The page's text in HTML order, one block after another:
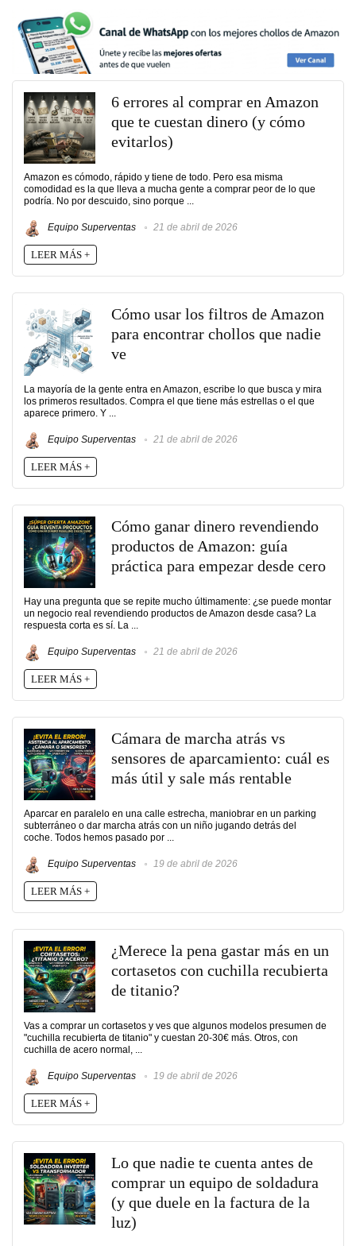
6 errores al comprar en Amazon
que te cuestan dinero (y cómo
evitarlos)
Amazon es cómodo, rápido y tiene de todo. Pero esa misma
comodidad es la que lleva a mucha gente a comprar peor de lo que
podría. No por descuido, sino porque ...
Equipo Superventas 21 de abril de 2026
LEER MÁS +
Cómo usar los filtros de Amazon
para encontrar chollos que nadie
ve
La mayoría de la gente entra en Amazon, escribe lo que busca y mira
los primeros resultados. Compra el que tiene más estrellas o el que
aparece primero. Y ...
Equipo Superventas 21 de abril de 2026
LEER MÁS +
Cómo ganar dinero revendiendo
productos de Amazon: guía
práctica para empezar desde cero
Hay una pregunta que se repite mucho últimamente: ¿se puede montar
un negocio real revendiendo productos de Amazon desde casa? La
respuesta corta es sí. La ...
Equipo Superventas 21 de abril de 2026
LEER MÁS +
Cámara de marcha atrás vs
sensores de aparcamiento: cuál es
más útil y sale más rentable
Aparcar en paralelo en una calle estrecha, maniobrar en un parking
subterráneo o dar marcha atrás con un niño jugando detrás del
coche. Todos hemos pasado por ...
Equipo Superventas 19 de abril de 2026
LEER MÁS +
¿Merece la pena gastar más en un
cortasetos con cuchilla recubierta
de titanio?
Vas a comprar un cortasetos y ves que algunos modelos presumen de
"cuchilla recubierta de titanio" y cuestan 20-30€ más. Otros, con
cuchilla de acero normal, ...
Equipo Superventas 19 de abril de 2026
LEER MÁS +
Lo que nadie te cuenta antes de
comprar un equipo de soldadura
(y que duele en la factura de la
luz)